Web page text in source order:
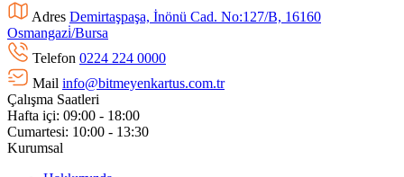
Adres Demirtaşpaşa, İnönü Cad. No:127/B, 16160
Osmangazi̇/Bursa
Telefon 0224 224 0000
Mail info@bitmeyenkartus.com.tr
Çalışma Saatleri
Hafta içi: 09:00 - 18:00
Cumartesi: 10:00 - 13:30
Kurumsal